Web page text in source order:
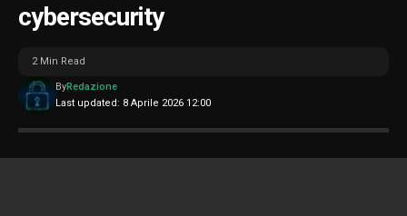
cybersecurity
Last updated: 8 Aprile 2026 12:00
ByRedazione
2 Min Read